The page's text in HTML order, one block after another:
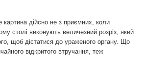
дійсно не з приємних, коли
столі виконують величезний розріз, який
щоб дістатися до ураженого органу. Що
відкритого втручання, теж